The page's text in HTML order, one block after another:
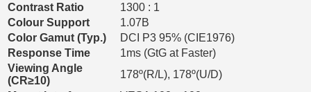
Contrast Ratio
1300 : 1​
Colour Support
1.07B
Color Gamut (Typ.)
DCI P3 95% (CIE1976)
Response Time
1ms (GtG at Faster)
Viewing Angle
(CR≥10)
178º(R/L), 178º(U/D)